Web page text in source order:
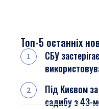
Топ-5 останніх
СБУ
Під Києвом
садибу з 43-